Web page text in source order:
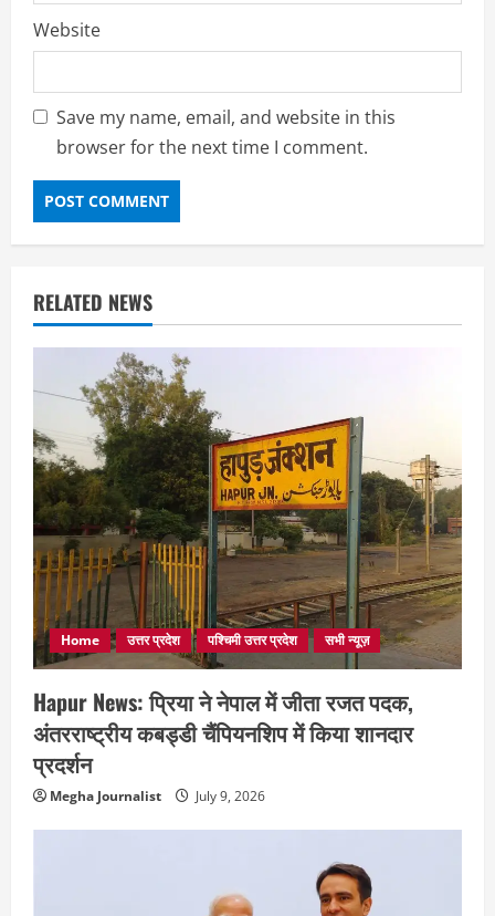
Website
Save my name, email, and website in this
browser for the next time I comment.
RELATED NEWS
Home उत्तर प्रदेश पश्चिमी उत्तर प्रदेश सभी न्यूज़
Hapur News: प्रिया ने नेपाल में जीता रजत पदक,
अंतरराष्ट्रीय कबड्डी चैंपियनशिप में किया शानदार
प्रदर्शन
Megha Journalist July 9, 2026